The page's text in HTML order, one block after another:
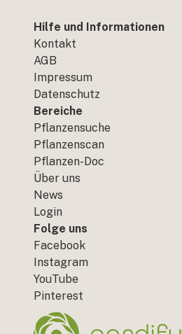
Hilfe und Informationen
Kontakt
AGB
Impressum
Datenschutz
Bereiche
Pflanzensuche
Pflanzenscan
Pflanzen-Doc
Über uns
News
Login
Folge uns
Facebook
Instagram
YouTube
Pinterest